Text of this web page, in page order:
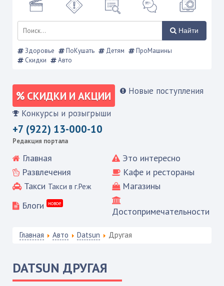
Найти
Здоровье ПоКушать Детям
ПроМашины
Скидки
Авто
СКИДКИ И АКЦИИ Новые поступления
Конкурсы и розыгрыши
+7 (922) 13-000-10
Редакция портала
Главная
Это интересно
Развлечения
Кафе и рестораны
Такси Такси в г.Реж
Магазины
Блоги
новое
Достопримечательности
Главная Авто Datsun Другая
DATSUN ДРУГАЯ